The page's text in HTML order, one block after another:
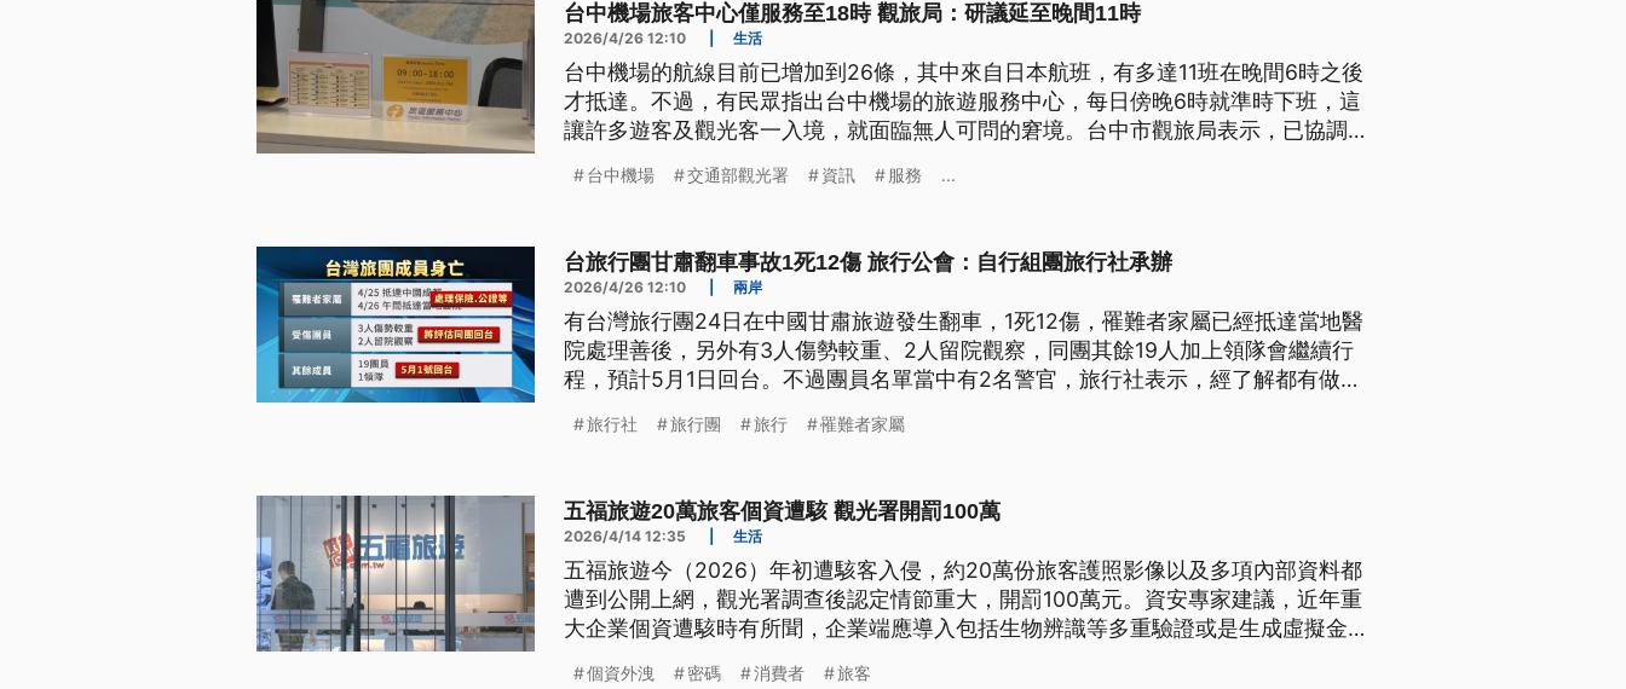
台中機場旅客中心僅服務至18時 觀旅局：研議延至晚間11時
2026/4/26 12:10 生活
台中機場的航線目前已增加到26條，其中來自日本航班，有多達11班在晚間6時之後
才抵達。不過，有民眾指出台中機場的旅遊服務中心，每日傍晚6時就準時下班，這
讓許多遊客及觀光客一入境，就面臨無人可問的窘境。台中市觀旅局表示，已協調交
台中機場 交通部觀光署 資訊 服務 ...
台旅行團甘肅翻車事故1死12傷 旅行公會：自行組團旅行社承辦
2026/4/26 12:10 兩岸
有台灣旅行團24日在中國甘肅旅遊發生翻車，1死12傷，罹難者家屬已經抵達當地醫
院處理善後，另外有3人傷勢較重、2人留院觀察，同團其餘19人加上領隊會繼續行
程，預計5月1日回台。不過團員名單當中有2名警官，旅行社表示，經了解都有做合
旅行社 旅行團 旅行 罹難者家屬
五福旅遊20萬旅客個資遭駭 觀光署開罰100萬
2026/4/14 12:35 生活
五福旅遊今（2026）年初遭駭客入侵，約20萬份旅客護照影像以及多項內部資料都
遭到公開上網，觀光署調查後認定情節重大，開罰100萬元。資安專家建議，近年重
大企業個資遭駭時有所聞，企業端應導入包括生物辨識等多重驗證或是生成虛擬金
個資外洩 密碼 消費者 旅客